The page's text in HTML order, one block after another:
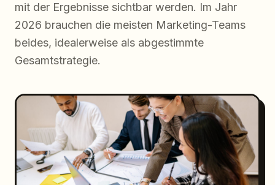
mit der Ergebnisse sichtbar werden. Im Jahr
2026 brauchen die meisten Marketing-Teams
beides, idealerweise als abgestimmte
Gesamtstrategie.